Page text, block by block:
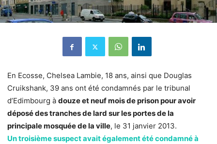
En Ecosse, Chelsea Lambie, 18 ans, ainsi que Douglas
Cruikshank, 39 ans ont été condamnés par le tribunal
d’Edimbourg à douze et neuf mois de prison pour avoir
déposé des tranches de lard sur les portes de la
principale mosquée de la ville, le 31 janvier 2013.
Un troisième suspect avait également été condamné à